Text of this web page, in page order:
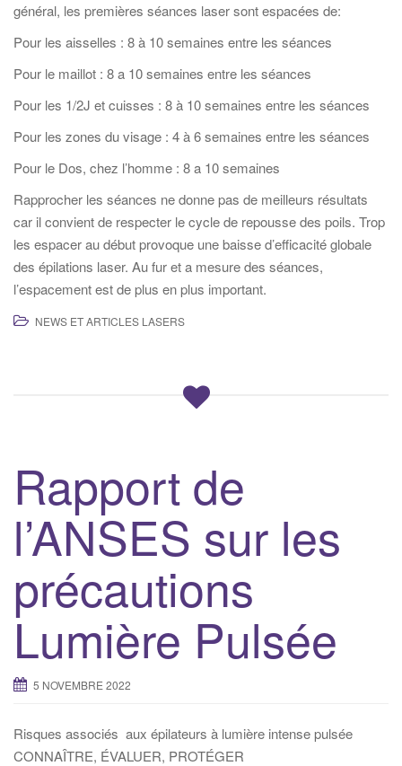
général, les premières séances laser sont espacées de:
Pour les aisselles : 8 à 10 semaines entre les séances
Pour le maillot : 8 a 10 semaines entre les séances
Pour les 1/2J et cuisses : 8 à 10 semaines entre les séances
Pour les zones du visage : 4 à 6 semaines entre les séances
Pour le Dos, chez l’homme : 8 a 10 semaines
Rapprocher les séances ne donne pas de meilleurs résultats
car il convient de respecter le cycle de repousse des poils. Trop
les espacer au début provoque une baisse d’efficacité globale
des épilations laser. Au fur et a mesure des séances,
l’espacement est de plus en plus important.
NEWS ET ARTICLES LASERS
Rapport de
l’ANSES sur les
précautions
Lumière Pulsée
5 NOVEMBRE 2022
Risques associés aux épilateurs à lumière intense pulsée
CONNAÎTRE, ÉVALUER, PROTÉGER